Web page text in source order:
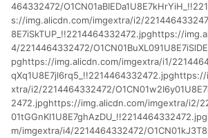
464332472/
s://img.alicdn.com/imgextra/i2/
8E7iSkTUP_!!2214464332472.jpghttps://
4/2214464332472/
pghttps://img.alicdn.com/imgextra/i1/
xtra/i2/2214464332472/
2472.jpghttps://img.alicdn.com/imgextra/i2/
m/imgextra/i4/2214464332472/